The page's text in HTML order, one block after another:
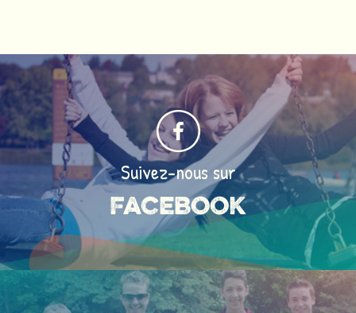
Suivez-nous sur
Facebook